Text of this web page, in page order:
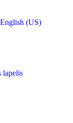
(US)
lapelis